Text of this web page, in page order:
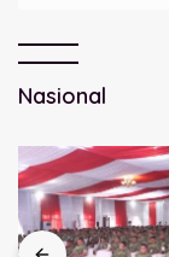
Nasional